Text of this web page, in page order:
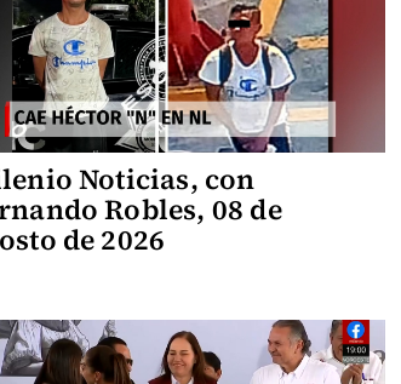
Noticias, con
Robles, 08 de
de 2026